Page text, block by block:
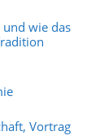
wie das
Vortrag